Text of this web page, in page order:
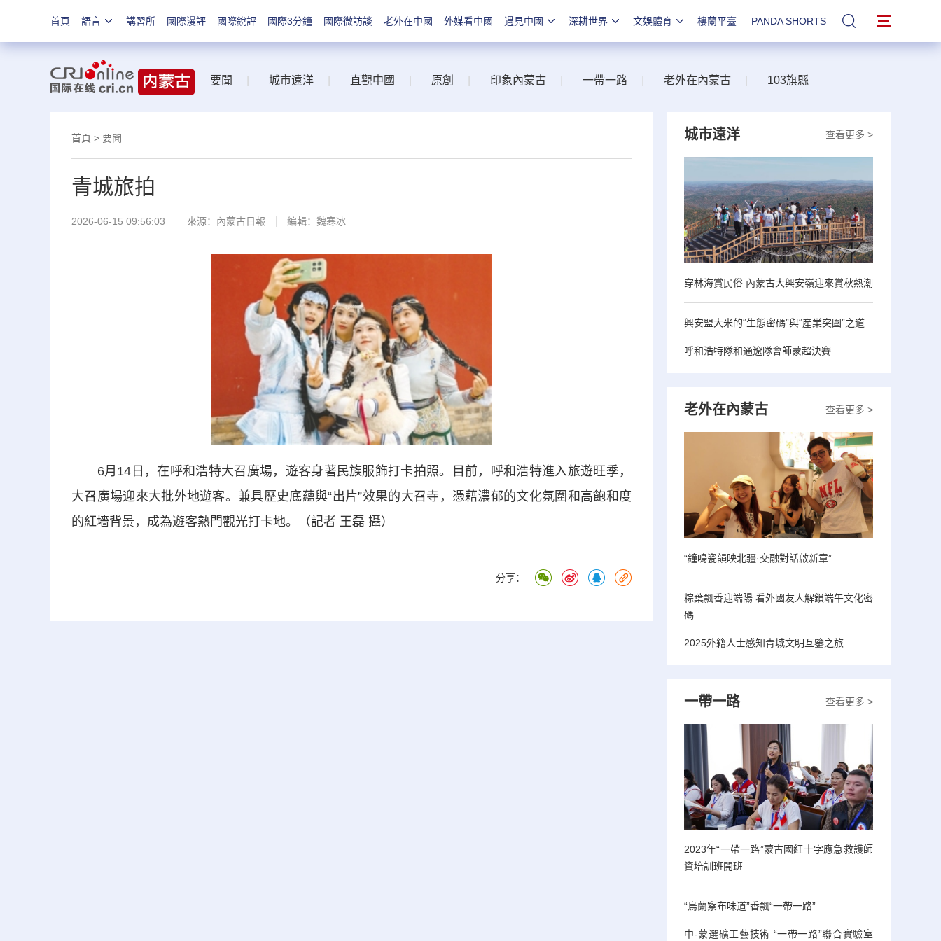
首頁 語言 講習所 國際漫評 國際銳評 國際3分鐘 國際微訪談 老外在中國 外媒看中國 遇見中國 深耕世界 文娛體育 樓蘭平臺 PANDA SHORTS 站內搜索
要聞 城市遠洋 直觀中國 原創 印象內蒙古 一帶一路 老外在內蒙古 103旗縣
首頁 > 要聞
青城旅拍
2026-06-15 09:56:03 來源： 內蒙古日報 編輯：魏寒冰
6月14日，在呼和浩特大召廣場，遊客身著民族服飾打卡拍照。目前，呼和浩特進入旅遊旺季，
大召廣場迎來大批外地遊客。兼具歷史底蘊與“出片”效果的大召寺，憑藉濃郁的文化氛圍和高飽和度
的紅墻背景，成為遊客熱門觀光打卡地。（記者 王磊 攝）
分享：
查看更多 >
城市遠洋
穿林海賞民俗 內蒙古大興安嶺迎來賞秋熱潮
興安盟大米的“生態密碼”與“産業突圍”之道
呼和浩特隊和通遼隊會師蒙超決賽
查看更多 >
老外在內蒙古
“鐘鳴瓷韻映北疆·交融對話啟新章”
粽葉飄香迎端陽 看外國友人解鎖端午文化密
碼
2025外籍人士感知青城文明互鑒之旅
查看更多 >
一帶一路
2023年“一帶一路”蒙古國紅十字應急救護師
資培訓班開班
“烏蘭察布味道”香飄“一帶一路”
中-蒙選礦工藝技術 “一帶一路”聯合實驗室